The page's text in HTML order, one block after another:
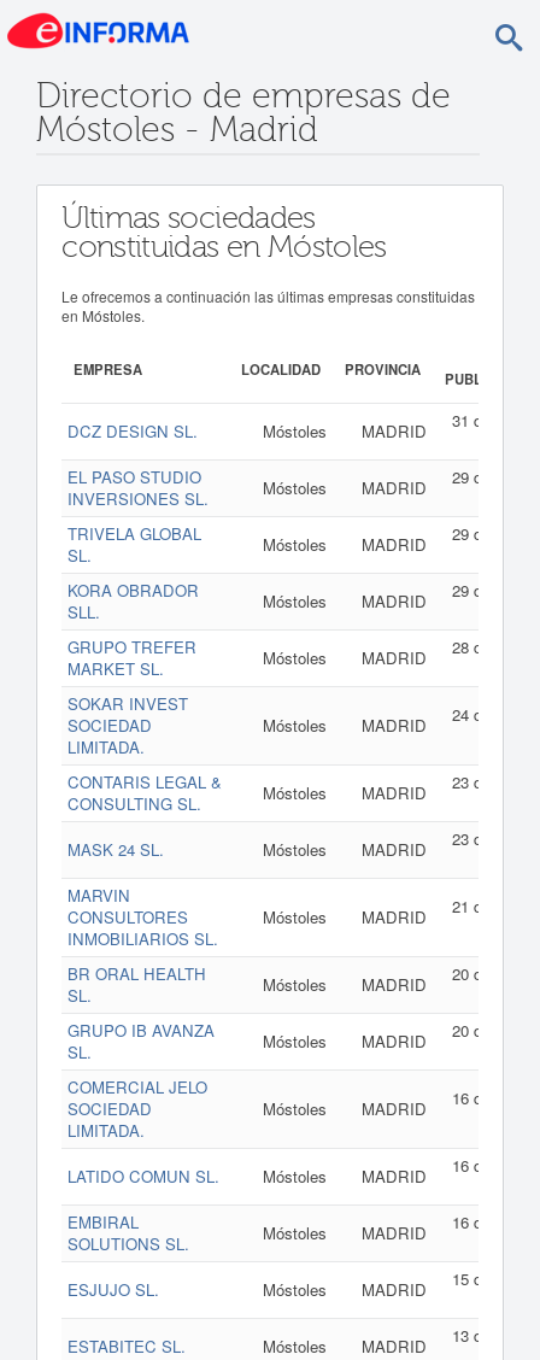
Directorio de empresas de
Móstoles - Madrid
Últimas sociedades
constituidas en Móstoles
Le ofrecemos a continuación las últimas empresas constituidas
en Móstoles.
EMPRESA LOCALIDAD PROVINCIA
PUBLICACIÓN
DCZ DESIGN SL. Móstoles MADRID
31 de julio
EL PASO STUDIO
INVERSIONES SL.
Móstoles MADRID
29 de julio
TRIVELA GLOBAL
SL.
Móstoles MADRID
29 de julio
KORA OBRADOR
SLL.
Móstoles MADRID
29 de julio
GRUPO TREFER
MARKET SL.
Móstoles MADRID
28 de julio
SOKAR INVEST
SOCIEDAD
LIMITADA.
Móstoles MADRID
24 de julio
CONTARIS LEGAL &
CONSULTING SL.
Móstoles MADRID
23 de julio
MASK 24 SL.
Móstoles MADRID
23 de julio
MARVIN
CONSULTORES
INMOBILIARIOS SL.
Móstoles MADRID
21 de julio
BR ORAL HEALTH
SL.
Móstoles MADRID
20 de julio
GRUPO IB AVANZA
SL.
Móstoles MADRID
20 de julio
COMERCIAL JELO
SOCIEDAD
LIMITADA.
Móstoles MADRID
16 de julio
LATIDO COMUN SL. Móstoles MADRID
16 de julio
EMBIRAL
SOLUTIONS SL.
Móstoles MADRID
16 de julio
ESJUJO SL.
Móstoles MADRID
15 de julio
ESTABITEC SL.
Móstoles MADRID
13 de julio